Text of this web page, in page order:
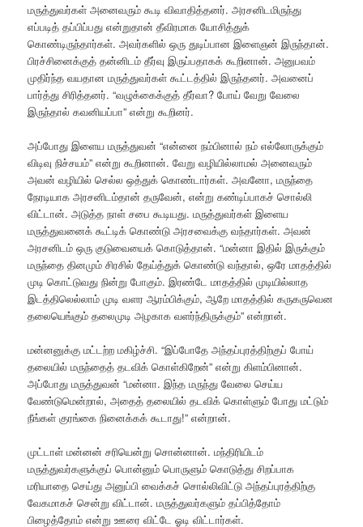
மருத்துவர்கள் அனைவரும் கூடி விவாதித்தனர். அரசனிடமிருந்து
எப்படித் தப்பிப்பது என்றுதான் தீவிரமாக யோசித்துக்
கொண்டிருந்தார்கள். அவர்களில் ஒரு துடிப்பான இளைஞன் இருந்தான்.
பிரச்சினைக்குத் தன்னிடம் தீர்வு இருப்பதாகக் கூறினான். அனுபவம்
முதிர்ந்த வயதான மருத்துவர்கள் கூட்டத்தில் இருந்தனர். அவனைப்
பார்த்து சிரித்தனர். “வழுக்கைக்குத் தீர்வா? போய் வேறு வேலை
இருந்தால் கவனியப்பா” என்று கூறினர்.
அப்போது இளைய மருத்துவன் “என்னை நம்பினால் நம் எல்லோருக்கும்
விடிவு நிச்சயம்” என்று கூறினான். வேறு வழியில்லாமல் அனைவரும்
அவன் வழியில் செல்ல ஒத்துக் கொண்டார்கள். அவனோ, மருந்தை
நேரடியாக அரசனிடம்தான் தருவேன், என்று கண்டிப்பாகச் சொல்லி
விட்டான். அடுத்த நாள் சபை கூடியது. மருத்துவர்கள் இளைய
மருத்துவனைக் கூட்டிக் கொண்டு அரசவைக்கு வந்தார்கள். அவன்
அரசனிடம் ஒரு குடுவையைக் கொடுத்தான். “மன்னா இதில் இருக்கும்
மருந்தை தினமும் சிரசில் தேய்த்துக் கொண்டு வந்தால், ஒரே மாதத்தில்
முடி கொட்டுவது நின்று போகும். இரண்டே மாதத்தில் முடியில்லாத
இடத்திலெல்லாம் முடி வளர ஆரம்பிக்கும், ஆறே மாதத்தில் கருகருவென
தலையெங்கும் தலைமுடி அழகாக வளர்ந்திருக்கும்” என்றான்.
மன்னனுக்கு மட்டற்ற மகிழ்ச்சி. “இப்போதே அந்தப்புரத்திற்குப் போய்
தலையில் மருந்தைத் தடவிக் கொள்கிறேன்” என்று கிளம்பினான்.
அப்போது மருத்துவன் “மன்னா. இந்த மருந்து வேலை செய்ய
வேண்டுமென்றால், அதைத் தலையில் தடவிக் கொள்ளும் போது மட்டும்
நீங்கள் குரங்கை நினைக்கக் கூடாது!” என்றான்.
முட்டாள் மன்னன் சரியென்று சொன்னான். மந்திரியிடம்
மருத்துவர்களுக்குப் பொன்னும் பொருளும் கொடுத்து சிறப்பாக
மரியாதை செய்து அனுப்பி வைக்கச் சொல்லிவிட்டு அந்தப்புரத்திற்கு
வேகமாகச் சென்று விட்டான். மருத்துவர்களும் தப்பித்தோம்
பிழைத்தோம் என்று ஊரை விட்டே ஓடி விட்டார்கள்.